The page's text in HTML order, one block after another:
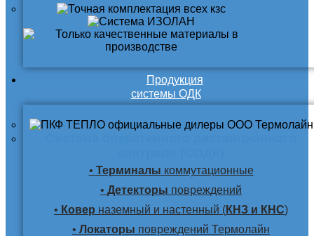
Продукция
системы ОДК
• Терминалы коммутационные
• Детекторы повреждений
• Ковер наземный и настенный (КНЗ и КНС)
• Локаторы повреждений Термолайн